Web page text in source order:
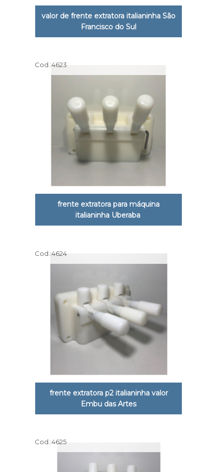
valor de frente extratora italianinha São
Francisco do Sul
Cod.:4623
frente extratora para máquina
italianinha Uberaba
Cod.:4624
frente extratora p2 italianinha valor
Embu das Artes
Cod.:4625